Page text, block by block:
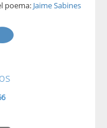
poema: Jaime Sabines